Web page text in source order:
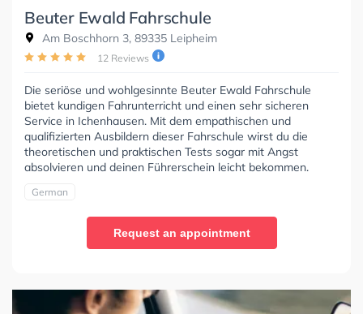
Beuter Ewald Fahrschule
Am Boschhorn 3, 89335 Leipheim
12 Reviews
Die seriöse und wohlgesinnte Beuter Ewald Fahrschule
bietet kundigen Fahrunterricht und einen sehr sicheren
Service in Ichenhausen. Mit dem empathischen und
qualifizierten Ausbildern dieser Fahrschule wirst du die
theoretischen und praktischen Tests sogar mit Angst
absolvieren und deinen Führerschein leicht bekommen.
German
Request an appointment